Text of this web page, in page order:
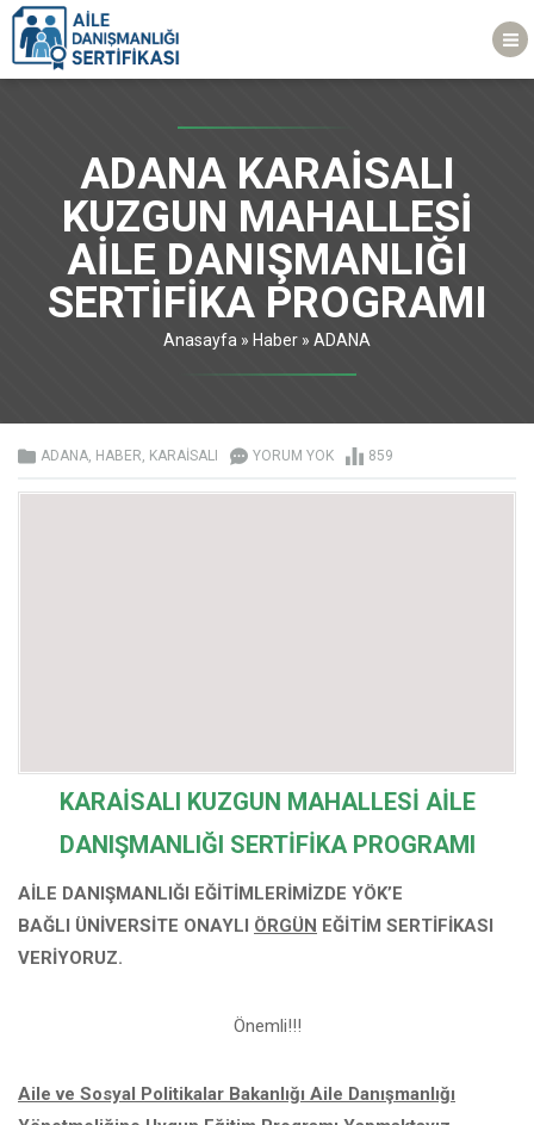
ADANA KARAİSALI
KUZGUN MAHALLESİ
AİLE DANIŞMANLIĞI
SERTİFİKA PROGRAMI
Anasayfa » Haber » ADANA
ADANA, HABER, KARAİSALI YORUM YOK 859
KARAİSALI KUZGUN MAHALLESİ AİLE
DANIŞMANLIĞI SERTİFİKA PROGRAMI
AİLE DANIŞMANLIĞI EĞİTİMLERİMİZDE YÖK’E
BAĞLI ÜNİVERSİTE ONAYLI ÖRGÜN EĞİTİM SERTİFİKASI
VERİYORUZ.
Önemli!!!
Aile ve Sosyal Politikalar Bakanlığı Aile Danışmanlığı